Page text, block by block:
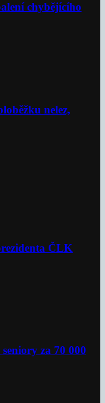
chybějícího
nelez,
ČLK
za 70 000